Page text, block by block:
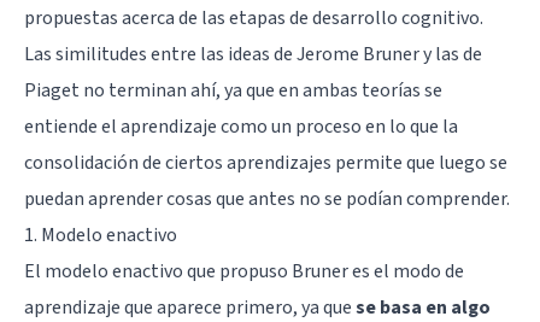
propuestas acerca de lasetapas de desarrollo cognitivo.
Las similitudes entre las ideas de Jerome Bruner y las de
Piaget no terminan ahí, ya que en ambas teorías se
entiende el aprendizaje como un proceso en lo que la
consolidación de ciertos aprendizajes permite que luego se
puedan aprender cosas que antes no se podían comprender.
1. Modelo enactivo
El modelo enactivo que propuso Bruner es el modo de
aprendizaje que aparece primero, ya quese basa en algo